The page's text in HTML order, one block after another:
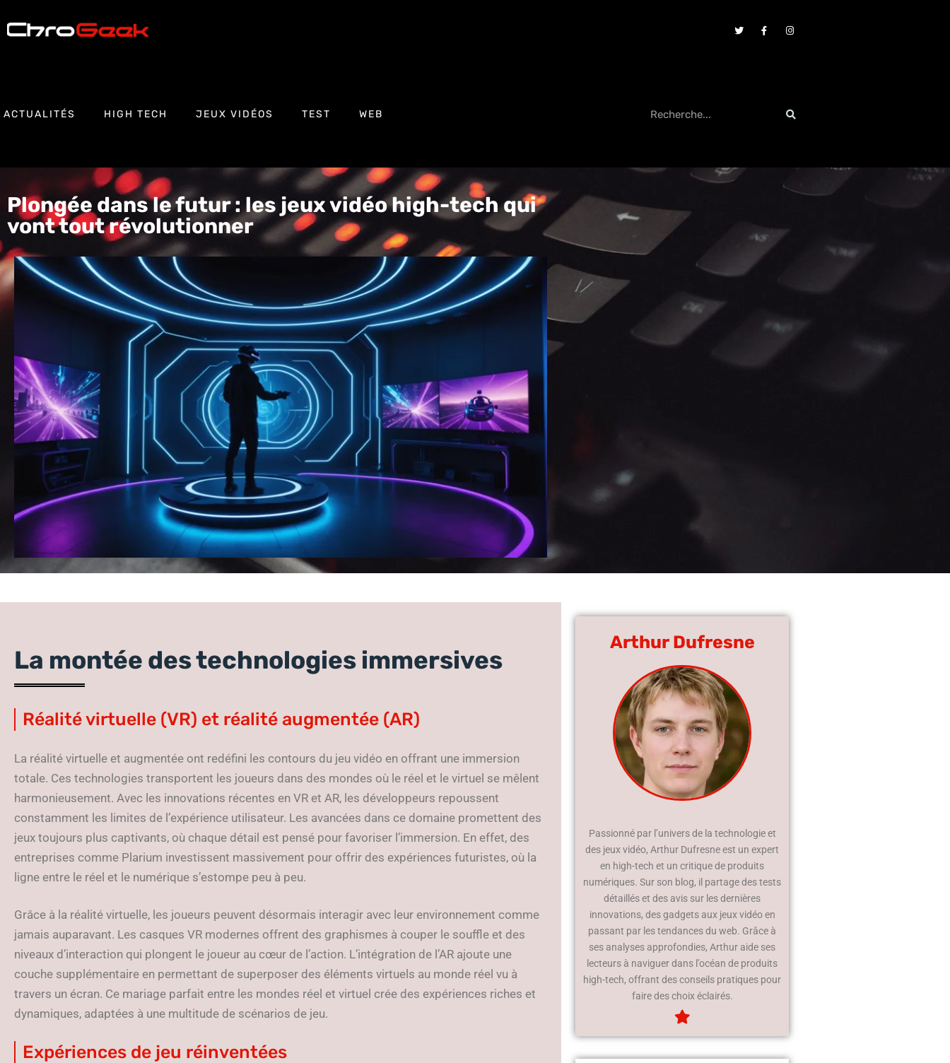
ACTUALITÉS HIGH TECH JEUX VIDÉOS TEST WEB
Plongée dans le futur : les jeux vidéo high-tech qui
vont tout révolutionner
La montée des technologies immersives
Réalité virtuelle (VR) et réalité augmentée (AR)
La réalité virtuelle et augmentée ont redéfini les contours du jeu vidéo en offrant une immersion
totale. Ces technologies transportent les joueurs dans des mondes où le réel et le virtuel se mêlent
harmonieusement. Avec les innovations récentes en VR et AR, les développeurs repoussent
constamment les limites de l’expérience utilisateur. Les avancées dans ce domaine promettent des
jeux toujours plus captivants, où chaque détail est pensé pour favoriser l’immersion. En effet, des
entreprises comme Plarium investissent massivement pour offrir des expériences futuristes, où la
ligne entre le réel et le numérique s’estompe peu à peu.
Grâce à la réalité virtuelle, les joueurs peuvent désormais interagir avec leur environnement comme
jamais auparavant. Les casques VR modernes offrent des graphismes à couper le souffle et des
niveaux d’interaction qui plongent le joueur au cœur de l’action. L’intégration de l’AR ajoute une
couche supplémentaire en permettant de superposer des éléments virtuels au monde réel vu à
travers un écran. Ce mariage parfait entre les mondes réel et virtuel crée des expériences riches et
dynamiques, adaptées à une multitude de scénarios de jeu.
Expériences de jeu réinventées
Arthur Dufresne
Passionné par l’univers de la technologie et
des jeux vidéo, Arthur Dufresne est un expert
en high-tech et un critique de produits
numériques. Sur son blog, il partage des tests
détaillés et des avis sur les dernières
innovations, des gadgets aux jeux vidéo en
passant par les tendances du web. Grâce à
ses analyses approfondies, Arthur aide ses
lecteurs à naviguer dans l’océan de produits
high-tech, offrant des conseils pratiques pour
faire des choix éclairés.